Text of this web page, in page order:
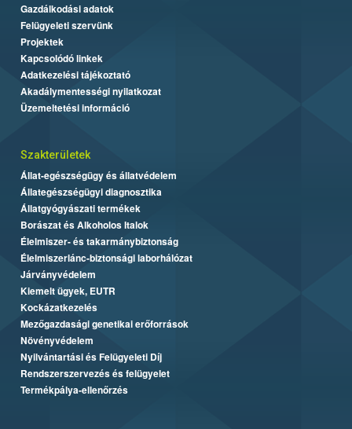
Gazdálkodási adatok
Felügyeleti szervünk
Projektek
Kapcsolódó linkek
Adatkezelési tájékoztató
Akadálymentességi nyilatkozat
Üzemeltetési információ
Szakterületek
Állat-egészségügy és állatvédelem
Állategészségügyi diagnosztika
Állatgyógyászati termékek
Borászat és Alkoholos Italok
Élelmiszer- és takarmánybiztonság
Élelmiszerlánc-biztonsági laborhálózat
Járványvédelem
Kiemelt ügyek, EUTR
Kockázatkezelés
Mezőgazdasági genetikai erőforrások
Növényvédelem
Nyilvántartási és Felügyeleti Díj
Rendszerszervezés és felügyelet
Termékpálya-ellenőrzés